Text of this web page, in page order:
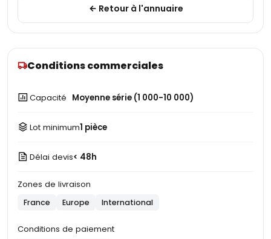
Retour à l'annuaire
Conditions commerciales
Capacité Moyenne série (1 000-10 000)
Lot minimum1 pièce
Délai devis< 48h
Zones de livraison
France Europe International
Conditions de paiement